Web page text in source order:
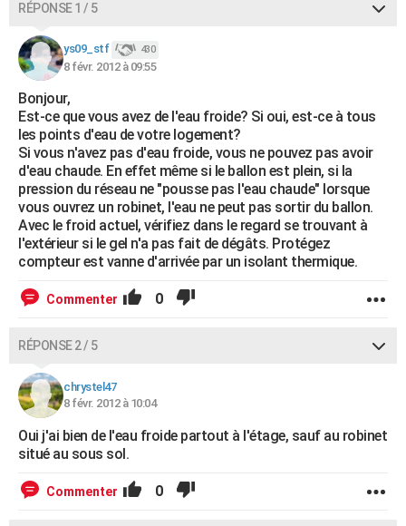
COPAINS D'AVANT
S'inscrire
Se connecter
Lycées
Collèges
Primaires
Universités
Entreprises
Service militaire
Avis de recherche
AVIS DE DÉCÈS
FORUM
Bricolage
Lifestyle
Culture
Sport
Auto
Television
Voyage
Cinema
RÉPONSE 1 / 5
ys09_stf 430
8 févr. 2012 à 09:55
Bonjour,
Est-ce que vous avez de l'eau froide? Si oui, est-ce à tous
les points d'eau de votre logement?
Si vous n'avez pas d'eau froide, vous ne pouvez pas avoir
d'eau chaude. En effet même si le ballon est plein, si la
pression du réseau ne "pousse pas l'eau chaude" lorsque
vous ouvrez un robinet, l'eau ne peut pas sortir du ballon.
Avec le froid actuel, vérifiez dans le regard se trouvant à
l'extérieur si le gel n'a pas fait de dégâts. Protégez
compteur est vanne d'arrivée par un isolant thermique.
Commenter 0
RÉPONSE 2 / 5
chrystel47
8 févr. 2012 à 10:04
Oui j'ai bien de l'eau froide partout à l'étage, sauf au robinet
situé au sous sol.
Commenter 0